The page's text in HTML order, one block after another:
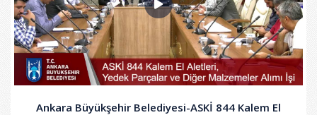
Ankara Büyükşehir Belediyesi-ASKİ 844 Kalem El